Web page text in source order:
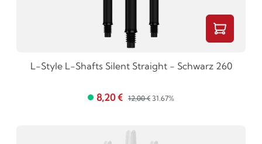
L-Style L-Shafts Silent Straight - Schwarz 260
8,20 € 12,00 € 31.67%